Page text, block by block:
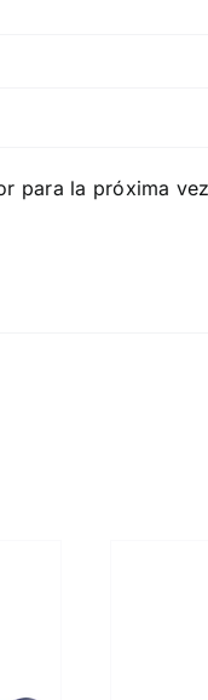
para la próxima